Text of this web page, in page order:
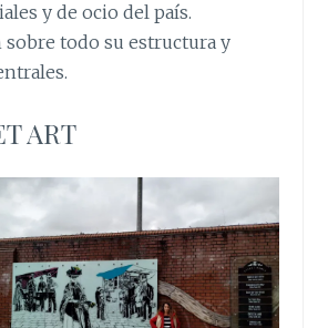
y de ocio del país.
sobre todo su estructura y
ART